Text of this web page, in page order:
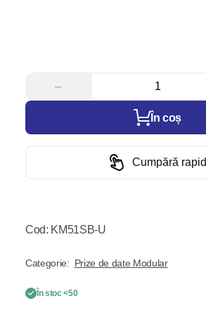
−
În coș
Cumpără rapid
Cod: KM51SB-U
Categorie: Prize de date Modular
În stoc <50